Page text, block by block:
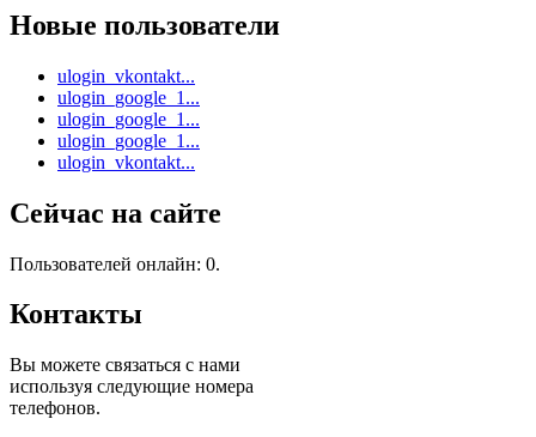
Новые пользователи
ulogin_vkontakt...
ulogin_google_1...
ulogin_google_1...
ulogin_google_1...
ulogin_vkontakt...
Сейчас на сайте
Пользователей онлайн: 0.
Контакты
Вы можете связаться с нами
используя следующие номера
телефонов.